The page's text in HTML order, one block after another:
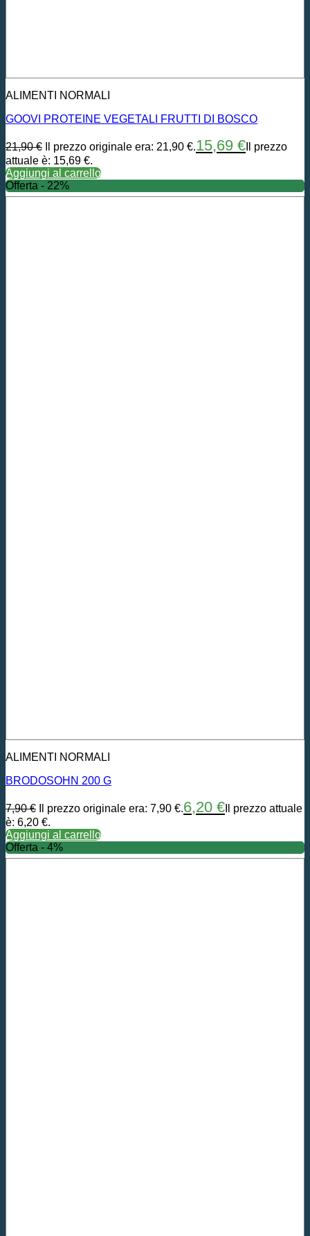
ALIMENTI NORMALI
GOOVI PROTEINE VEGETALI FRUTTI DI BOSCO
21,90€ Il prezzo originale era: 21,90 €.15,69 € Il prezzo
attuale è: 15,69 €.
Aggiungi al carrello
Offerta - 22%
ALIMENTI NORMALI
BRODOSOHN 200 G
7,90€ Il prezzo originale era: 7,90 €.6,20 € Il prezzo attuale
è: 6,20 €.
Aggiungi al carrello
Offerta - 4%